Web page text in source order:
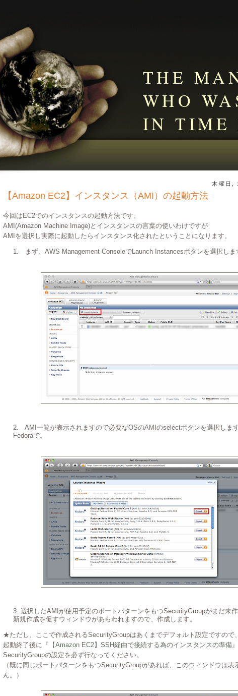
THE
WHO
IN TIME
木曜日,
【Amazon EC2】インスタンス（AMI）の起動方法
今回はEC2でのインスタンスの起動方法です。
AMI(Amazon Machine Image)とインスタンスの言葉の使いわけですが
AMIを選択し実際に起動したらインスタンス化されたということになります。
1. まず、AWS Management ConsoleでLaunch Instancesボタンを選択しま
2. AMI一覧が表示されますので必要なOSのAMIのselectボタンを選択しま
Fedoraで。
3. 選択したAMIが使用予定のポートパターンをもつSecurityGroupがまだ未作
新規作成を促すウィンドウがあらわれますので、作成します。
★ただし、ここで作成されるSecurityGroupはあくまでデフォルト設定ですので
起動終了後に『 【Amazon EC2】SSH経由で接続する為のインスタンスの準備
SecurityGroupの設定を必ず行なってください。
（既に同じポートパターンをもつSecurityGroupがあれば、このウィンドウは表
ん。）